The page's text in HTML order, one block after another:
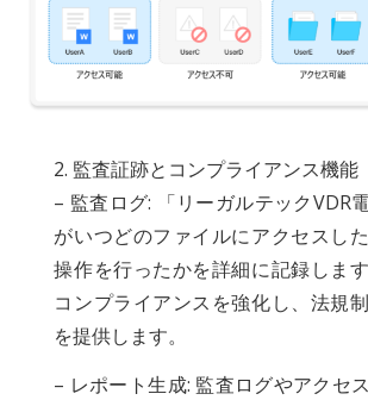
2. 監査証跡とコンプライアンス機能
– 監査ログ: 「リーガルテックVDR
がいつどのファイルにアクセスし
操作を行ったかを詳細に記録します
コンプライアンスを強化し、法規
を提供します。
– レポート生成: 監査ログやアクセ